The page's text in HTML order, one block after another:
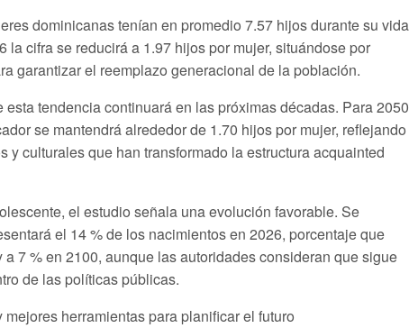
dominicanas tenían en promedio 7.57 hijos durante su vida
la cifra se reducirá a 1.97 hijos por mujer, situándose por
garantizar el reemplazo generacional de la población.
tendencia continuará en las próximas décadas. Para 2050
se mantendrá alrededor de 1.70 hijos por mujer, reflejando
y culturales que han transformado la estructura acquainted
el estudio señala una evolución favorable. Se
el 14 % de los nacimientos en 2026, porcentaje que
7 % en 2100, aunque las autoridades consideran que sigue
de las políticas públicas.
herramientas para planificar el futuro